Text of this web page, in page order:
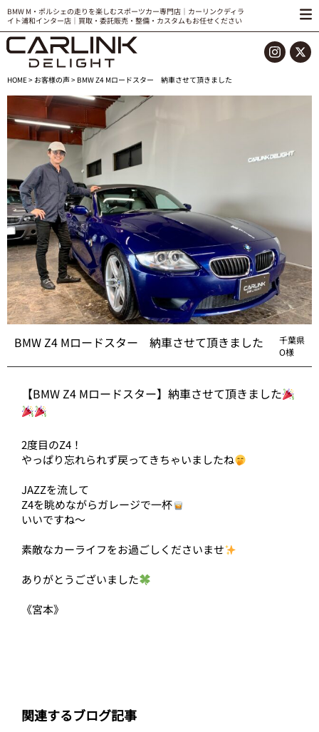
BMW M・ポルシェの走りを楽しむスポーツカー専門店｜カーリンクディラ
イト浦和インター店｜買取・委託販売・整備・カスタムもお任せください
HOME> お客様の声> BMW Z4 Mロードスター 納車させて頂きました
BMW Z4 Mロードスター 納車させて頂きました
千葉県
O様
【BMW Z4 Mロードスター】納車させて頂きました
2度目のZ4！
やっぱり忘れられず戻ってきちゃいましたね
JAZZを流して
Z4を眺めながらガレージで一杯
いいですね〜
素敵なカーライフをお過ごしくださいませ
ありがとうございました
《宮本》
関連するブログ記事